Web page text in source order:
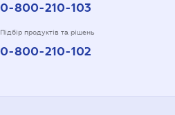
0-800-210-103
Підбір продуктів та рішень
0-800-210-102